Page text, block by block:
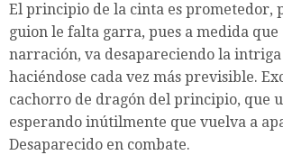
El principio de la cinta es prometedor,
guion le falta garra, pues a medida que
narración, va desapareciendo la
haciéndose cada vez más previsible.
cachorro de dragón del principio, que
esperando inútilmente que vuelva a
Desaparecido en combate.